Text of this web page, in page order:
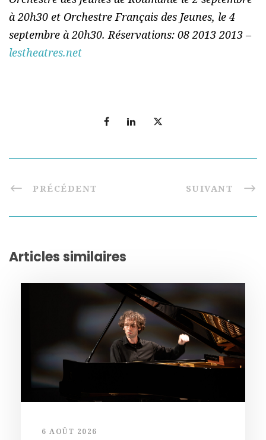
à 20h30 et Orchestre Français des Jeunes, le 4
septembre à 20h30. Réservations: 08 2013 2013 –
lestheatres.net
PRÉCÉDENT SUIVANT
Articles similaires
6 AOÛT 2026